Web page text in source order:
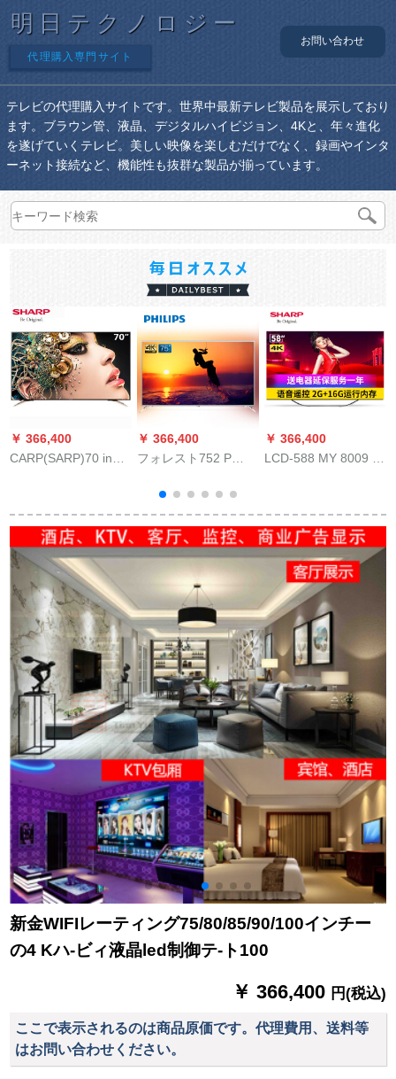
明日テクノロジー
代理購入専門サイト
お問い合わせ
テレビの代理購入サイトです。世界中最新テレビ製品を展示しており
ます。ブラウン管、液晶、デジタルハイビジョン、4Kと、年々進化
を遂げていくテレビ。美しい映像を楽しむだけでなく、録画やインタ
ーネット接続など、機能性も抜群な製品が揃っています。
￥ 366,400
CARP(SARP)70 inチ
液晶パネルパネルパ
ネのアタッチビト歌
手版578 A
￥ 366,400
フォレスト752 P
プロシュート
￥ 366,400
LCD-588 MY 8009 A
ョン
新金WIFIレーティング75/80/85/90/100インチー
の4 Kハ-ビィ液晶led制御テ-ト100
￥ 366,400 円(税込)
ここで表示されるのは商品原価です。代理費用、送料等
はお問い合わせください。